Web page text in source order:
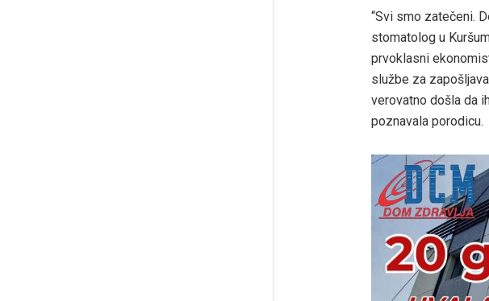
“Svi smo zatečeni.
stomatolog u
prvoklasni
službe za
verovatno došla da
poznavala porodicu.